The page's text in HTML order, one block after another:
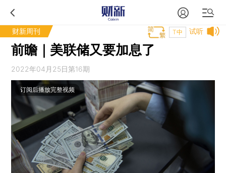
财新周刊 试听
T中
前瞻｜美联储又要加息了
2022年04月25日第16期
订阅后播放完整视频